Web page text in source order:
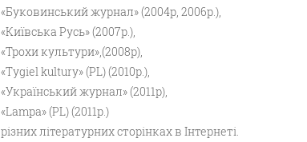
«Буковинський журнал» (2004р, 2006р.),
«Київська Русь» (2007р.),
«Трохи культури»,(2008р),
«Tygiel kultury» (PL) (2010р.),
«Український журнал» (2011р),
«Lampa» (PL) (2011р.)
різних літературних сторінках в Інтернеті.